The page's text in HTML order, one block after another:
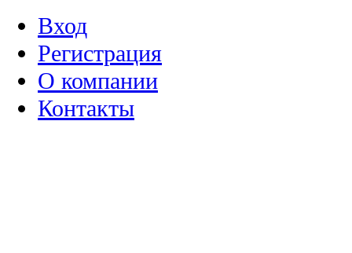
Вход
Регистрация
О компании
Контакты